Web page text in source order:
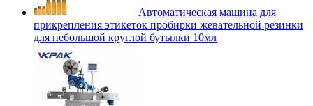
Автоматическая машина для
прикрепления этикеток пробирки жевательной резинки
для небольшой круглой бутылки 10мл